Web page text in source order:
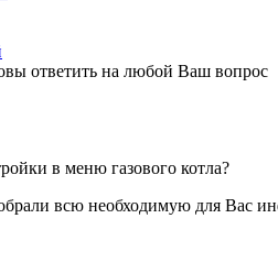
ответить на любой Ваш вопрос
в меню газового котла?
всю необходимую для Вас